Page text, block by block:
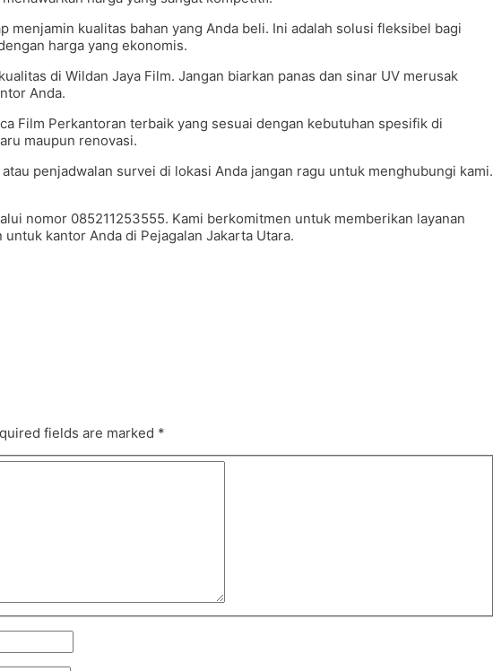
menjamin kualitas bahan yang Anda beli. Ini adalah solusi fleksibel bagi
harga yang ekonomis.
di Wildan Jaya Film. Jangan biarkan panas dan sinar UV merusak
Anda.
Film Perkantoran terbaik yang sesuai dengan kebutuhan spesifik di
maupun renovasi.
penjadwalan survei di lokasi Anda jangan ragu untuk menghubungi kami.
nomor 085211253555. Kami berkomitmen untuk memberikan layanan
kantor Anda di Pejagalan Jakarta Utara.
fields are marked *